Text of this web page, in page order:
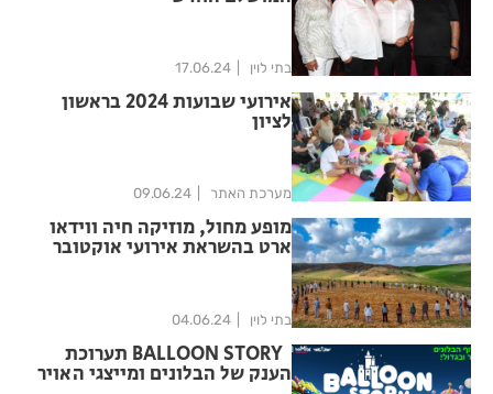
בתי לוין 17.06.24
אירועי שבועות 2024 בראשון
לציון
מערכת האתר 09.06.24
מופע מחול, מוזיקה חיה ווידאו
ארט בהשראת אירועי אוקטובר
בתי לוין 04.06.24
BALLOON STORY תערוכת
הענק של הבלונים ומייצגי האויר